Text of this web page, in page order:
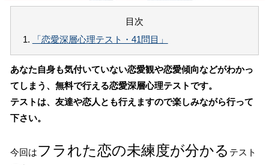
目次
1.
「恋愛深層心理テスト・41問目」
あなた自身も気付いていない恋愛観や恋愛傾向などがわかっ
てしまう、無料で行える恋愛深層心理テストです。
テストは、友達や恋人とも行えますので楽しみながら行って
下さい。
今回はフラれた恋の未練度が分かる テスト